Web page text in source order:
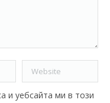
Website
и уебсайта ми в този